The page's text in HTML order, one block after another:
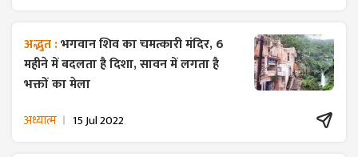
अद्भुत :भगवान शिव का चमत्कारी मंदिर, 6
महीने में बदलता है दिशा, सावन में लगता है
भक्तों का मेला
अध्यात्म 15 Jul 2022